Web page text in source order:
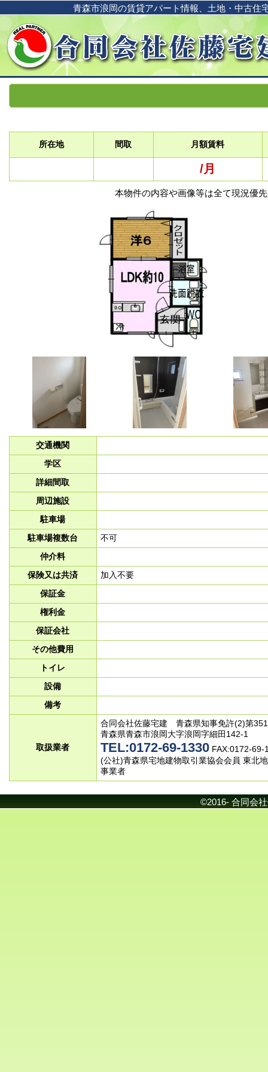
青森市浪岡の賃貸アパート情報、土地・中古住
所在地 間取 月額賃料
/月
本物件の内容や画像等は全て現況優
交通機関
学区
詳細間取
周辺施設
駐車場
駐車場複数台
不可
仲介料
保険又は共済
加入不要
保証金
権利金
保証会社
その他費用
トイレ
設備
備考
取扱業者
合同会社佐藤宅建 青森県知事免許(2)第
青森県青森市浪岡大字浪岡字細田142‐1
TEL:0172-69-1330 FAX:0172-69-
(公社)青森県宅地建物取引業協会会員 東北
事業者
©2016- 合同会